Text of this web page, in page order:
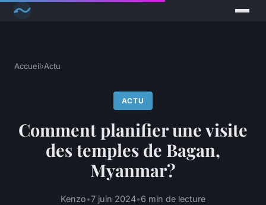
Accueil›Actu
ACTU
Comment planifier une visite
des temples de Bagan,
Myanmar?
Kenzo•7 juin 2024•6 min de lecture